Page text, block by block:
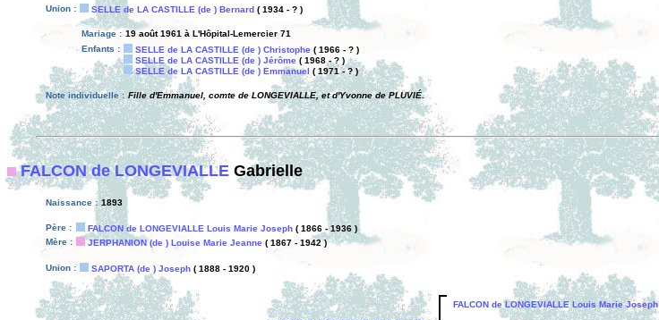
Union : SELLE de LA CASTILLE (de ) Bernard ( 1934 - ? )
Mariage : 19 août 1961 à L'Hôpital-Lemercier 71
Enfants :
SELLE de LA CASTILLE (de ) Christophe ( 1966 - ? )
SELLE de LA CASTILLE (de ) Jérôme ( 1968 - ? )
SELLE de LA CASTILLE (de ) Emmanuel ( 1971 - ? )
Note individuelle : Fille d'Emmanuel, comte de LONGEVIALLE, et d'Yvonne de PLUVIÉ.
FALCON de LONGEVIALLE Gabrielle
Naissance : 1893
Père : FALCON de LONGEVIALLE Louis Marie Joseph ( 1866 - 1936 )
Mère :
JERPHANION (de ) Louise Marie Jeanne ( 1867 - 1942 )
Union : SAPORTA (de ) Joseph ( 1888 - 1920 )
FALCON de LONGEVIALLE Louis Marie Joseph